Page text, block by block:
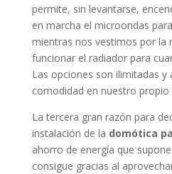
permite, sin levantarse,
en marcha el microondas
mientras nos vestimos por la
funcionar el radiador para
Las opciones son ilimitadas y
comodidad en nuestro propio
La tercera gran razón para
instalación de la domótica
ahorro de energía que
consigue gracias al